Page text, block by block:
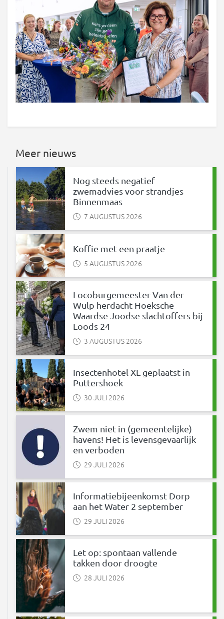
Meer nieuws
Nog steeds negatief
zwemadvies voor strandjes
Binnenmaas
7 AUGUSTUS 2026
Koffie met een praatje
5 AUGUSTUS 2026
Locoburgemeester Van der
Wulp herdacht Hoeksche
Waardse Joodse slachtoffers bij
Loods 24
3 AUGUSTUS 2026
Insectenhotel XL geplaatst in
Puttershoek
30 JULI 2026
Zwem niet in (gemeentelijke)
havens! Het is levensgevaarlijk
en verboden
29 JULI 2026
Informatiebijeenkomst Dorp
aan het Water 2 september
29 JULI 2026
Let op: spontaan vallende
takken door droogte
28 JULI 2026